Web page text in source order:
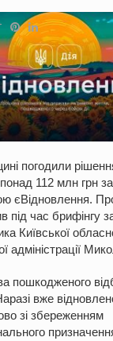
погодили
112 млн грн за
єВідновлення.
під час брифінгу
Київської
адміністрації
пошкодженого
вже
зі збереженням